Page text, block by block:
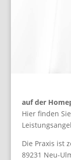
auf der
Hier finden
Die Praxis ist
89231 Neu-